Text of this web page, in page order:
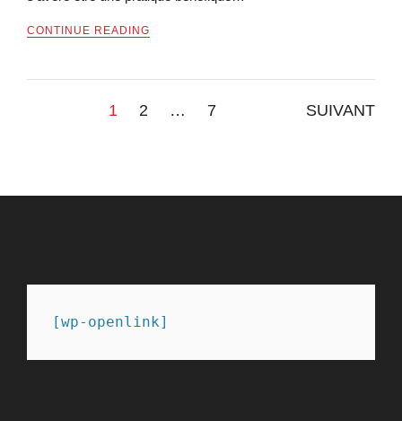
CONTINUE READING
Pagination
1 2 … 7 SUIVANT
[wp-openlink]